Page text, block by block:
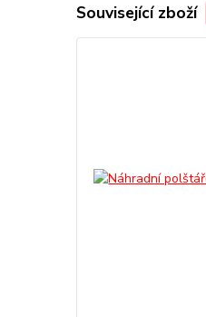
Související zboží